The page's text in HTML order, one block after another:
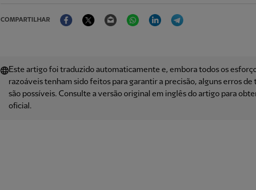
COMPARTILHAR
FacebookTwitter Email WhatsAppLinkedIn
Este artigo foi traduzido automaticamente e, embora todos os
razoáveis ​​tenham sido feitos para garantir a precisão, alguns erros de
são possíveis. Consulte a versão original em inglês do artigo para
oficial.